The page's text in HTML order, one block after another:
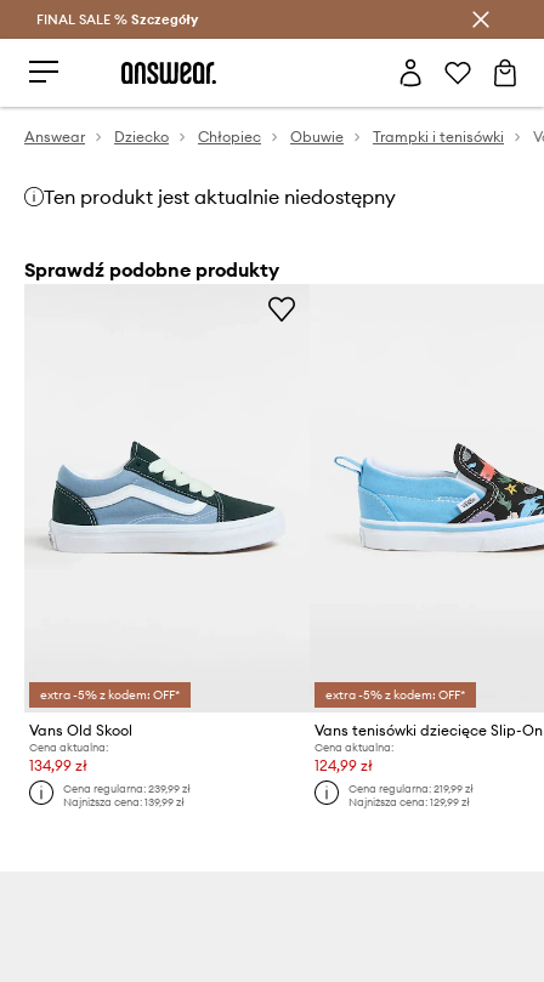
Oszczędzaj z Answear Club >
FINAL SALE % Szczegóły
Answear Dziecko Chłopiec Obuwie Trampki i tenisówki
Ten produkt jest aktualnie niedostępny
Sprawdź podobne produkty
extra -5% z kodem: OFF*
Vans Old Skool
Cena aktualna:
134,99 zł
Cena regularna:239,99 zł
Najniższa cena:139,99 zł
extra -5% z kodem: OFF*
Vans tenisówki dziecięce Slip-
Cena aktualna:
124,99 zł
Cena regularna: 219,99 zł
Najniższa cena: 129,99 zł